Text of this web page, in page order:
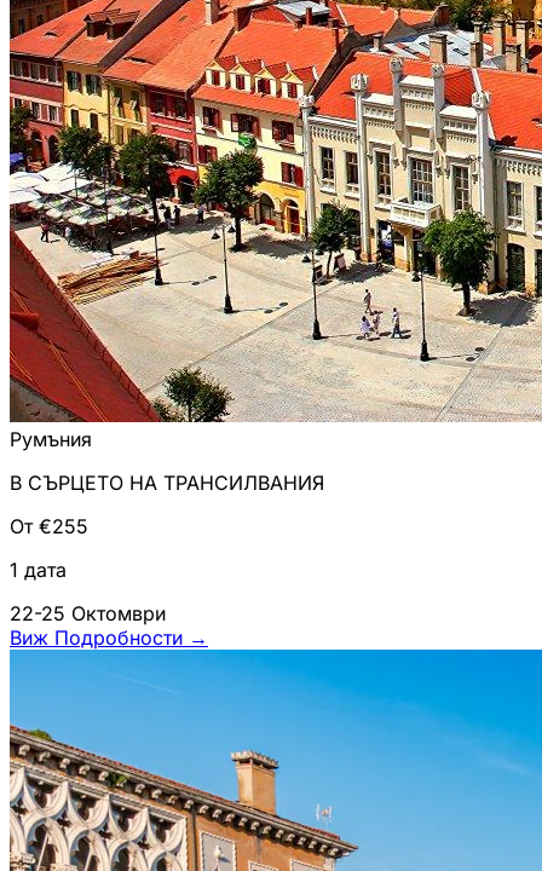
Румъния
В СЪРЦЕТО НА ТРАНСИЛВАНИЯ
От €255
1 дата
22-25 Октомври
Виж Подробности →